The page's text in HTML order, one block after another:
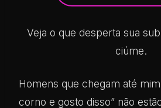
Veja o que desperta sua
ciúme.
Homens que chegam até
corno e gosto disso” não